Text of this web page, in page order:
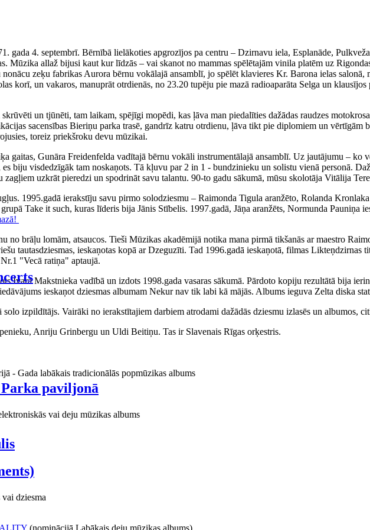
paviljonā
gada 4. septembrī. Bērnībā lielākoties apgrozījos pa centru – Dzirnavu iela, Esplanāde,
Mūzika allaž bijusi kaut kur līdzās – vai skanot no mammas spēlētajām vinila platēm uz
zeķu fabrikas Aurora bērnu vokālajā ansamblī, jo spēlēt klavieres Kr. Barona ielas salonā,
korī, un vakaros, manuprāt otrdienās, no 23.20 tupēju pie mazā radioaparāta Selga un
un tjūnēti, tam laikam, spējīgi mopēdi, kas ļāva man piedalīties dažādas raudzes
sacensības Bieriņu parka trasē, gandrīz katru otrdienu, ļāva tikt pie diplomiem un vērtīgām
toreiz priekšroku devu mūzikai.
gaitas, Gunāra Freidenfelda vadītajā bērnu vokāli instrumentālajā ansamblī. Uz jautājumu – ko
biju visdedzīgāk tam noskaņots. Tā kļuvu par 2 in 1 - bundzinieku un solistu vienā personā.
uzkrāt pieredzi un spodrināt savu talantu. 90-to gadu sākumā, mūsu skolotāja Vitālija
1995.gadā ierakstīju savu pirmo solodziesmu – Raimonda Tigula aranžēto, Rolanda
Take it such, kuras līderis bija Jānis Stībelis. 1997.gadā, Jāņa aranžēts, Normunda Pauniņa
brāļu lomām, atsaucos. Tieši Mūzikas akadēmijā notika mana pirmā tikšanās ar maestro
tautasdziesmas, ieskaņotas kopā ar Dzeguzīti. Tad 1996.gadā ieskaņotā, filmas Likteņdzirnas
"Vecā ratiņa" aptaujā.
Ivara Makstnieka vadībā un izdots 1998.gada vasaras sākumā. Pārdoto kopiju rezultātā bija
ieskaņot dziesmas albumam Nekur nav tik labi kā mājās. Albums ieguva Zelta diska
izpildītājs. Vairāki no ierakstītajiem darbiem atrodami dažādās dziesmu izlasēs un albumos,
Anriju Grinbergu un Uldi Beitiņu. Tas ir Slavenais Rīgas orķestris.
- Gada labākais tradicionālās popmūzikas albums
vai deju mūzikas albums
dziesma
(nominācijā Labākais deju mūzikas albums)